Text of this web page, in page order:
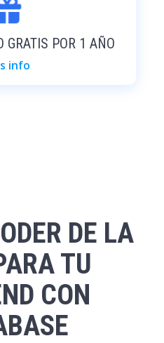
GRATIS POR 1 AÑO
info
DE LA
TU
CON